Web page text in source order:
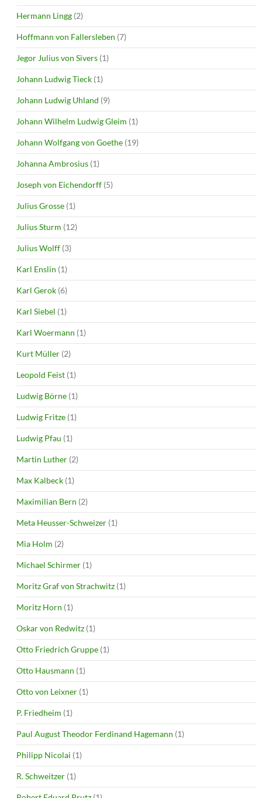
Hermann Lingg (2)
Hoffmann von Fallersleben (7)
Jegor Julius von Sivers (1)
Johann Ludwig Tieck (1)
Johann Ludwig Uhland (9)
Johann Wilhelm Ludwig Gleim (1)
Johann Wolfgang von Goethe (19)
Johanna Ambrosius (1)
Joseph von Eichendorff (5)
Julius Grosse (1)
Julius Sturm (12)
Julius Wolff (3)
Karl Enslin (1)
Karl Gerok (6)
Karl Siebel (1)
Karl Woermann (1)
Kurt Müller (2)
Leopold Feist (1)
Ludwig Börne (1)
Ludwig Fritze (1)
Ludwig Pfau (1)
Martin Luther (2)
Max Kalbeck (1)
Maximilian Bern (2)
Meta Heusser-Schweizer (1)
Mia Holm (2)
Michael Schirmer (1)
Moritz Graf von Strachwitz (1)
Moritz Horn (1)
Oskar von Redwitz (1)
Otto Friedrich Gruppe (1)
Otto Hausmann (1)
Otto von Leixner (1)
P. Friedheim (1)
Paul August Theodor Ferdinand Hagemann (1)
Philipp Nicolai (1)
R. Schweitzer (1)